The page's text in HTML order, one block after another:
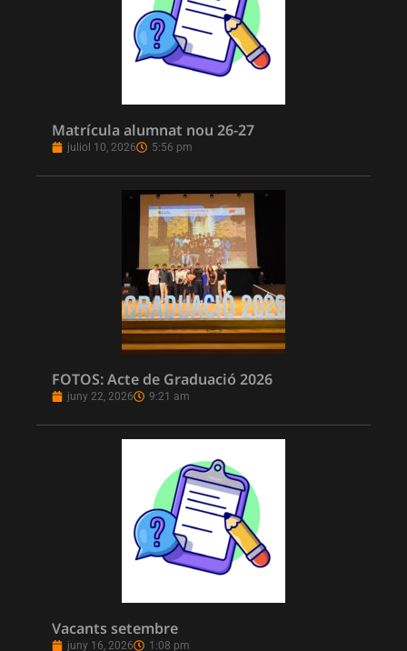
Matrícula alumnat nou 26-27
juliol 10, 2026 5:56 pm
FOTOS: Acte de Graduació 2026
juny 22, 2026 9:21 am
Vacants setembre
juny 16, 2026 1:08 pm